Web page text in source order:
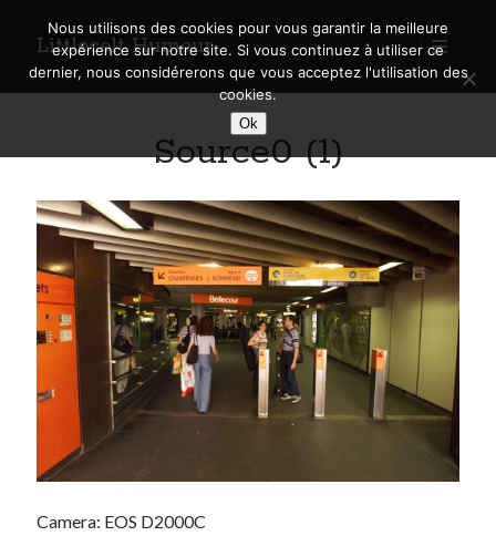
Littlecelt Humeur
open
primary
menu
Sidebar
Derniers articles
Municipales 2026 : Lyon, Métropole et Caluire, mon choix pour l’avenir
Explorez les Chemins Enchantés à Vélo : Aventures Familiales près de
Quel Lyonnais es-tu, Renaud Ducher ?
A quand une véritable place pour le vélo à Caluire dans la Métropole de
Comment je vis ma vie sur un vélo
Source0 (1)
Camera: EOS D2000C
Nous utilisons des cookies pour vous garantir la meilleure
expérience sur notre site. Si vous continuez à utiliser ce
dernier, nous considérerons que vous acceptez l'utilisation des
cookies.
Ok